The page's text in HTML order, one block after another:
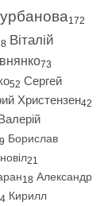
172
Віталій
73
52 Сергей
Христензен42
Валерій
Борислав
21
18 Александр
Кирилл